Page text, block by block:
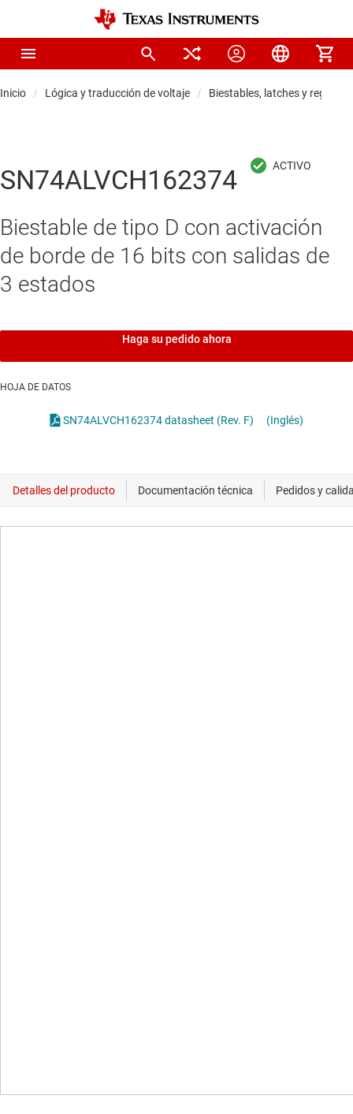
Inicio Lógica y traducción de voltaje Biestables, latches y registros
SN74ALVCH162374
Biestable de tipo D con activación
de borde de 16 bits con salidas de
3 estados
Haga su pedido ahora
HOJA DE DATOS
SN74ALVCH162374 datasheet (Rev. F) (Inglés)